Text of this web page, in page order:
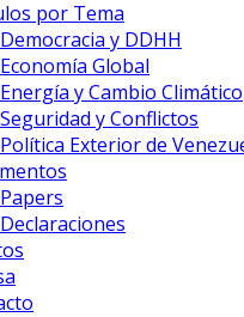
por Tema
Democracia y DDHH
Economía Global
Energía y Cambio Climático
Seguridad y Conflictos
Política Exterior de
Papers
Declaraciones